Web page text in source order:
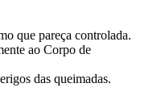
que pareça controlada.
ao Corpo de
das queimadas.